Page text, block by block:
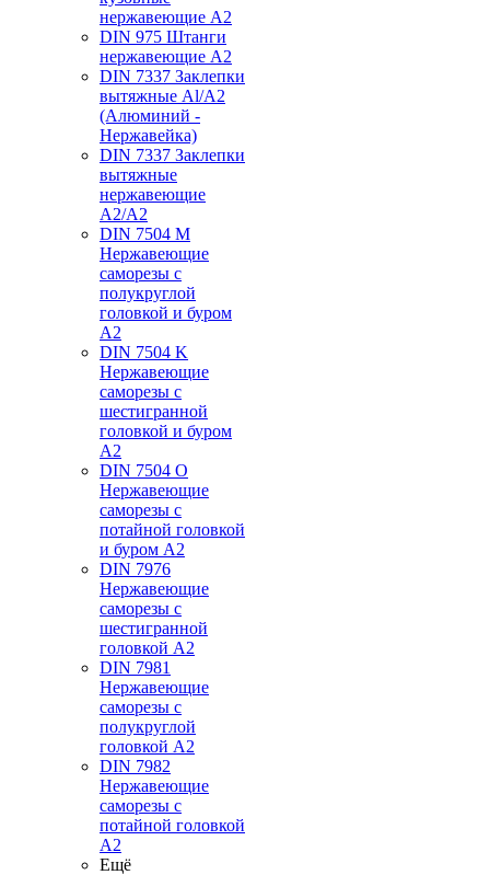
нержавеющие А2
DIN 975 Штанги
нержавеющие А2
DIN 7337 Заклепки
вытяжные Al/A2
(Алюминий -
Нержавейка)
DIN 7337 Заклепки
вытяжные
нержавеющие
A2/A2
DIN 7504 M
Нержавеющие
саморезы с
полукруглой
головкой и буром
А2
DIN 7504 K
Нержавеющие
саморезы с
шестигранной
головкой и буром
А2
DIN 7504 O
Нержавеющие
саморезы с
потайной головкой
и буром А2
DIN 7976
Нержавеющие
саморезы с
шестигранной
головкой А2
DIN 7981
Нержавеющие
саморезы с
полукруглой
головкой А2
DIN 7982
Нержавеющие
саморезы с
потайной головкой
А2
Ещё